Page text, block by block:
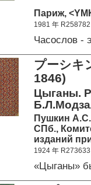
Париж,
1981 年 R258782
Часослов -
プーシ
1846) (
Цыганы.
Пушкин А.С.
СПб.,
изданий
1924 年 R273633
«Цыганы»